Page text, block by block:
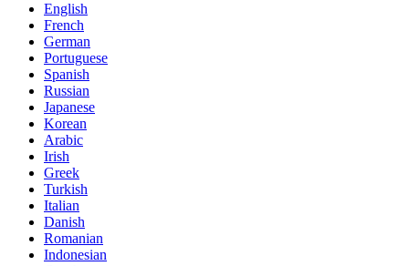
English
French
German
Portuguese
Spanish
Russian
Japanese
Korean
Arabic
Irish
Greek
Turkish
Italian
Danish
Romanian
Indonesian